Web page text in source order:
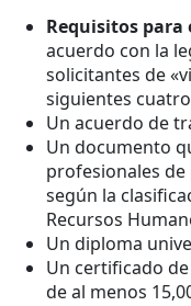
Requisitos para
acuerdo con la
solicitantes de
siguientes
Un acuerdo de
Un documento
profesionales
según la
Recursos
Un diploma
Un certificado
de al menos